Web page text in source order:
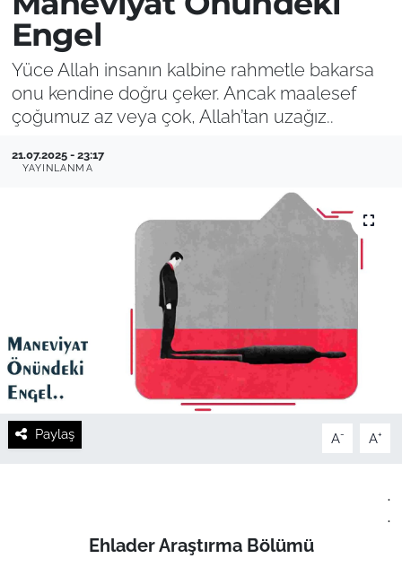
Engel
Yüce Allah insanın kalbine rahmetle bakarsa
onu kendine doğru çeker. Ancak maalesef
çoğumuz az veya çok, Allah’tan uzağız..
21.07.2025 - 23:17
YAYINLANMA
Paylaş A- A+
.
.
Ehlader Araştırma Bölümü